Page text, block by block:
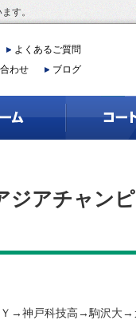
す。
よくあるご質問
わせ ブログ
アチャンピ
→神戸科技高→駒沢大→